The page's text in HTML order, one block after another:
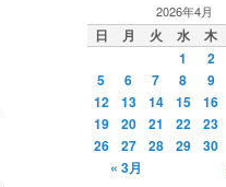
2026年4月
日 月 火 水 木
1
2
5
6 7 8 9
12
13 14 15 16
19
20 21 22 23
26
27 28 29
30
« 3月